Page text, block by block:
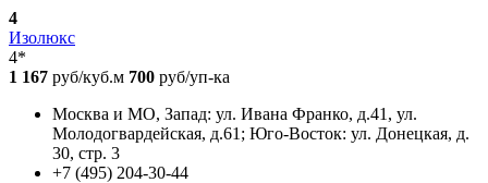
4
Изолюкс
4*
1 167 руб/куб.м 700 руб/уп-ка
Москва и МО, Запад: ул. Ивана Франко, д.41, ул.
Молодогвардейская, д.61; Юго-Восток: ул. Донецкая, д.
30, стр. 3
+7 (495) 204-30-44